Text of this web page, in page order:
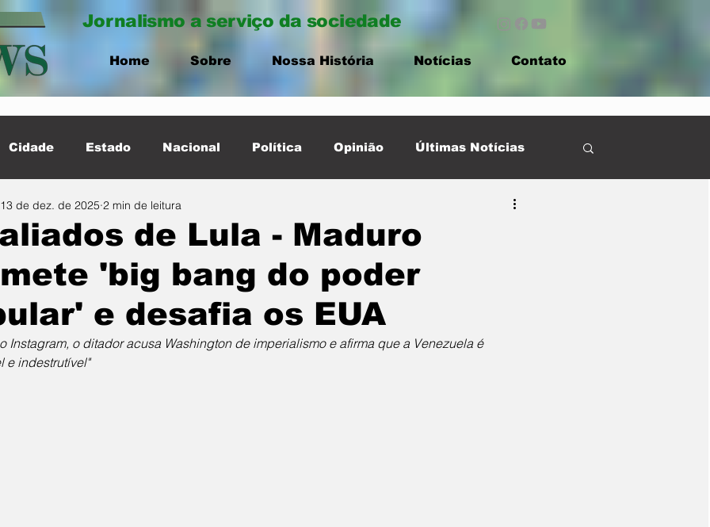
Jornalismo a serviço da sociedade
Home Sobre Nossa História Notícias Contato
Cidade Estado Nacional Política Opinião Últimas Notícias
Destaque Cidade
de Lula - Maduro
'big bang do poder
e desafia os EUA
13 de dez. de 2025 2 min de leitura
Instagram, o ditador acusa Washington de imperialismo e afirma que a Venezuela é
e indestrutível"